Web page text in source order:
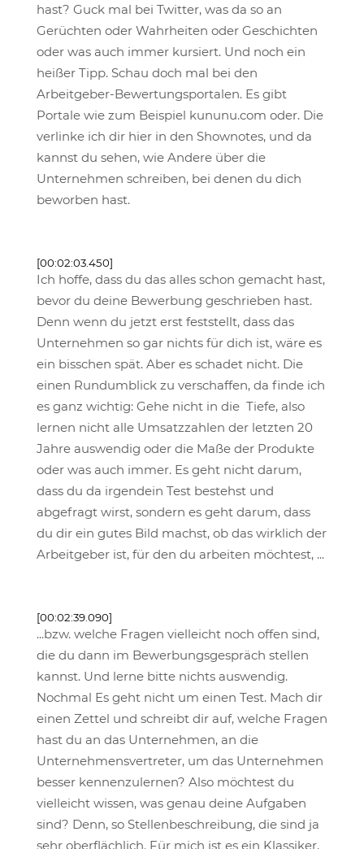
hast? Guck mal bei Twitter, was da so an
Gerüchten oder Wahrheiten oder Geschichten
oder was auch immer kursiert. Und noch ein
heißer Tipp. Schau doch mal bei den
Arbeitgeber-Bewertungsportalen. Es gibt
Portale wie zum Beispiel kununu.com oder. Die
verlinke ich dir hier in den Shownotes, und da
kannst du sehen, wie Andere über die
Unternehmen schreiben, bei denen du dich
beworben hast.
[00:02:03.450]
Ich hoffe, dass du das alles schon gemacht hast,
bevor du deine Bewerbung geschrieben hast.
Denn wenn du jetzt erst feststellt, dass das
Unternehmen so gar nichts für dich ist, wäre es
ein bisschen spät. Aber es schadet nicht. Die
einen Rundumblick zu verschaffen, da finde ich
es ganz wichtig: Gehe nicht in die Tiefe, also
lernen nicht alle Umsatzzahlen der letzten 20
Jahre auswendig oder die Maße der Produkte
oder was auch immer. Es geht nicht darum,
dass du da irgendein Test bestehst und
abgefragt wirst, sondern es geht darum, dass
du dir ein gutes Bild machst, ob das wirklich der
Arbeitgeber ist, für den du arbeiten möchtest, ...
[00:02:39.090]
...bzw. welche Fragen vielleicht noch offen sind,
die du dann im Bewerbungsgespräch stellen
kannst. Und lerne bitte nichts auswendig.
Nochmal Es geht nicht um einen Test. Mach dir
einen Zettel und schreibt dir auf, welche Fragen
hast du an das Unternehmen, an die
Unternehmensvertreter, um das Unternehmen
besser kennenzulernen? Also möchtest du
vielleicht wissen, was genau deine Aufgaben
sind? Denn, so Stellenbeschreibung, die sind ja
sehr oberflächlich. Für mich ist es ein Klassiker,